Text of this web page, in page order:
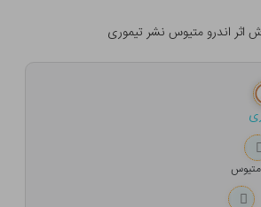
اثر اندرو متیوس نشر تیموری
متیوس‌